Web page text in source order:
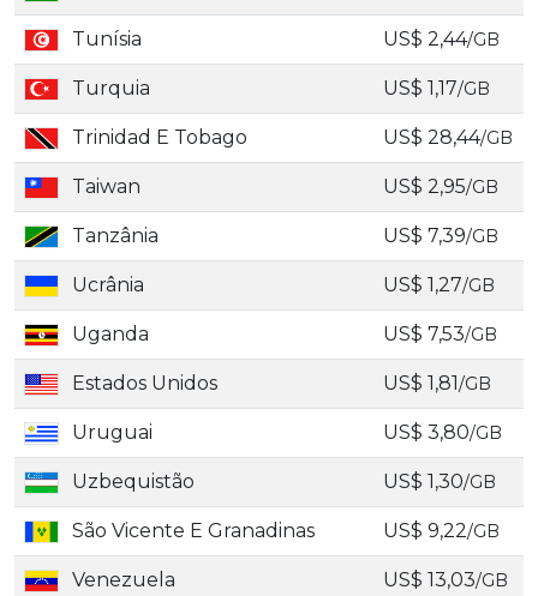
Tunísia US$ 2,44/GB
Turquia US$ 1,17/GB
Trinidad E Tobago US$ 28,44/GB
Taiwan US$ 2,95/GB
Tanzânia US$ 7,39/GB
Ucrânia US$ 1,27/GB
Uganda US$ 7,53/GB
Estados Unidos US$ 1,81/GB
Uruguai US$ 3,80/GB
Uzbequistão US$ 1,30/GB
São Vicente E Granadinas US$ 9,22/GB
Venezuela US$ 13,03/GB